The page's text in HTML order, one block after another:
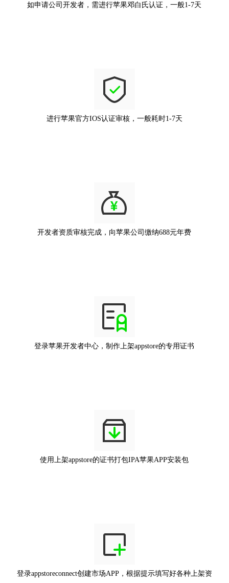
如申请公司开发者，需进行苹果邓白氏认证，一般1-7天
进行苹果官方IOS认证审核，一般耗时1-7天
开发者资质审核完成，向苹果公司缴纳688元年费
登录苹果开发者中心，制作上架appstore的专用证书
使用上架appstore的证书打包IPA苹果APP安装包
登录appstoreconnect创建市场APP，根据提示填写好各种上架资